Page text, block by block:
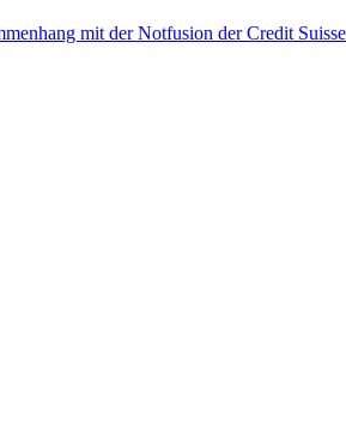
mit der Notfusion der Credit